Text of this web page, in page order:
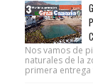
Nos vamos de
naturales de la
primera entrega